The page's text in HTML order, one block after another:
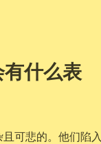
什么表
可悲的。他们陷入